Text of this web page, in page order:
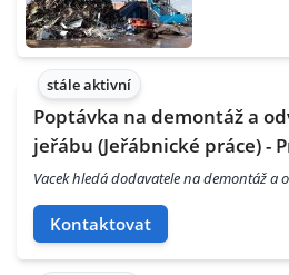
stále aktivní
Poptávka na demontáž a
jeřábu (Jeřábnické práce) -
Vacek hledá dodavatele na demontáž a
Kontaktovat